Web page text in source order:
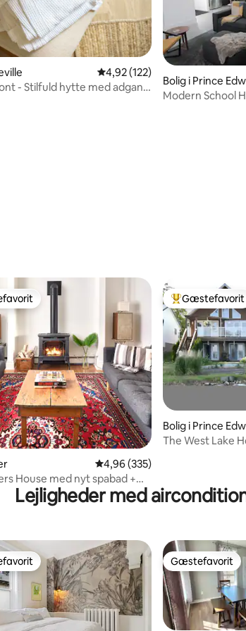
bedømmelse, 296 omtaler
4,92 ud af 5 i gennemsnitlig
4,92 (122)
- Stilfuld hytte med adgang
Bolig i Prince
Modern School
bedømmelse, 115 omtaler
4,96 ud af 5 i gennemsnitlig
4,96 (335)
House med nyt spabad +
inkluderet
Bedste
Gæstefavorit
Bolig i Prince
The West Lake
Lejligheder med
Gæstefavorit
Gæstefavorit